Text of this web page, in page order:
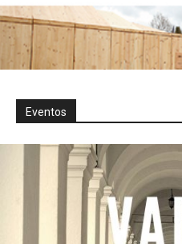
Eventos